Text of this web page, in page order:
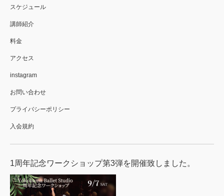
スケジュール
講師紹介
料金
アクセス
instagram
お問い合わせ
プライバシーポリシー
入会規約
1周年記念ワークショップ第3弾を開催致しました。